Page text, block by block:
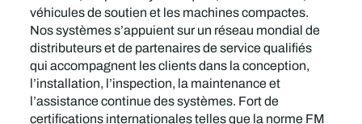
véhicules de soutien et les machines compactes.
Nos systèmes s’appuient sur un réseau mondial de
distributeurs et de partenaires de service qualifiés
qui accompagnent les clients dans la conception,
l’installation, l’inspection, la maintenance et
l’assistance continue des systèmes. Fort de
certifications internationales telles que la norme FM